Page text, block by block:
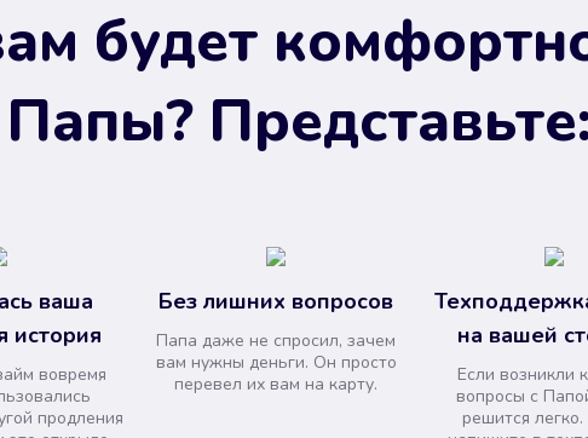
будет
Представьте:
ваша
история
вовремя
продления
Без лишних вопросов
Папа даже не спросил, зачем
вам нужны деньги. Он просто
перевел их вам на карту.
на вашей
Если возникли
вопросы с
решится